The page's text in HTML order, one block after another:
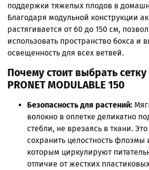
поддержки тяжелых плодов в
Благодаря модульной конструкции
растягивается от 60 до 150 см,
использовать пространство бокса и
освещенность для всех ветвей.
Почему стоит выбрать сетку
PRONET MODULABLE 150
Безопасность для растений:
волокно в оплетке деликатно
стебли, не врезаясь в ткани.
сохранить целостность
которым циркулируют
отличие от жестких